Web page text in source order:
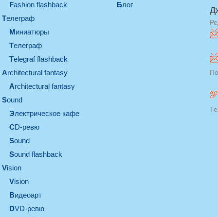
Fashion flashback
телеграф
миниатюры
телеграф
Telegraf flashback
architectural fantasy
architectural fantasy
sound
электрическое кафе
CD-ревю
sound
Sound flashback
vision
vision
видеоарт
DVD-ревю
Блог